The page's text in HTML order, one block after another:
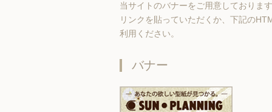
当サイトのバナーをご用意しております
リンクを貼っていただくか、下記の
利用ください。
バナー